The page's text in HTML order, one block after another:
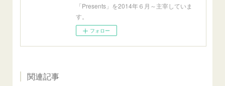
「Presents」を2014年６月～主宰していま
す。
フォロー
関連記事